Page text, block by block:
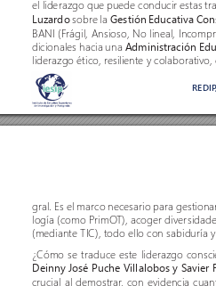
REDIP
el liderazgo que puede conducir estas
Luzardo sobre la Gestión Educativa
BANI (Frágil, Ansioso, No lineal,
dicionales hacia una Administración
liderazgo ético, resiliente y
gral. Es el marco necesario para
logía (como PrimOT), acoger diver
(mediante TIC), todo ello con sabiduría
¿Cómo se traduce este liderazgo
Deinny José Puche Villalobos y Savier
crucial al demostrar, con evidencia